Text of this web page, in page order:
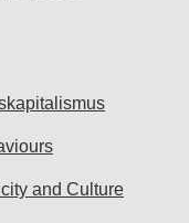
and Culture